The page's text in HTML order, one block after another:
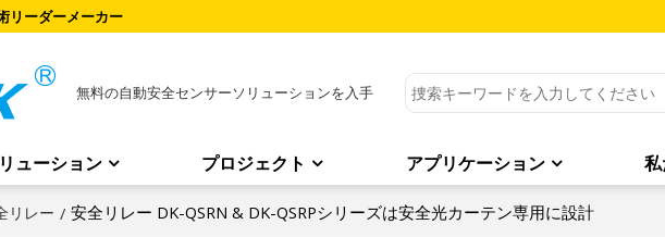
リーダーメーカー
無料の自動安全センサーソリューションを入手
ューション プロジェクト アプリケーション
リレー / 安全リレー DK-QSRN & DK-QSRPシリーズは安全光カーテン専用に設計